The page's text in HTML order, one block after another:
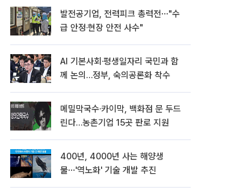
발전공기업, 전력피크 총력전⋯"수
급 안정·현장 안전 사수"
AI 기본사회·평생일자리 국민과 함
께 논의…정부, 숙의공론화 착수
메밀막국수·카이막, 백화점 문 두드
린다…농촌기업 15곳 판로 지원
400년, 4000년 사는 해양생
물⋯'역노화' 기술 개발 추진